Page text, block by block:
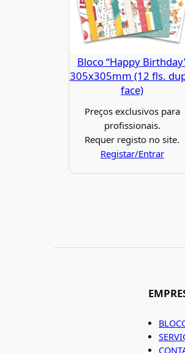
Bloco “Happy
305x305mm (12 fls.
face)
Preços exclusivos para
profissionais.
Requer registo no site.
Registar/Entrar